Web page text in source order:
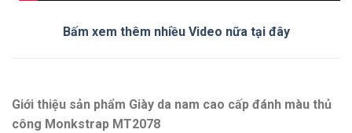
Bấm xem thêm nhiều Video nữa tại đây
Giới thiệu sản phẩm Giày da nam cao cấp đánh màu thủ
công Monkstrap MT2078